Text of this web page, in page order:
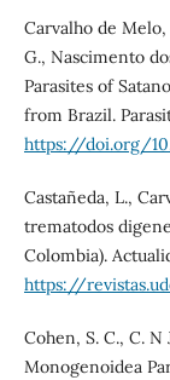
Carvalho de Melo,
G., Nascimento
Parasites of
from Brazil.
https://doi.org/
Castañeda, L.,
trematodos
Colombia).
https://
Cohen, S. C., C.
Monogenoidea